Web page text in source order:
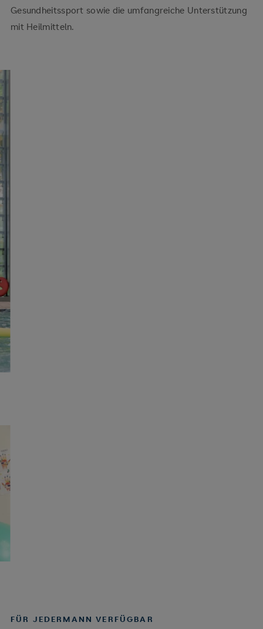
Gesundheitssport sowie die umfangreiche Unterstützung
mit Heilmitteln.
FÜR JEDERMANN VERFÜGBAR